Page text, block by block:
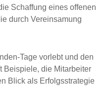
Schaffung eines offenen
durch Vereinsamung
Tage vorlebt und den
Beispiele, die Mitarbeiter
Blick als Erfolgsstrategie